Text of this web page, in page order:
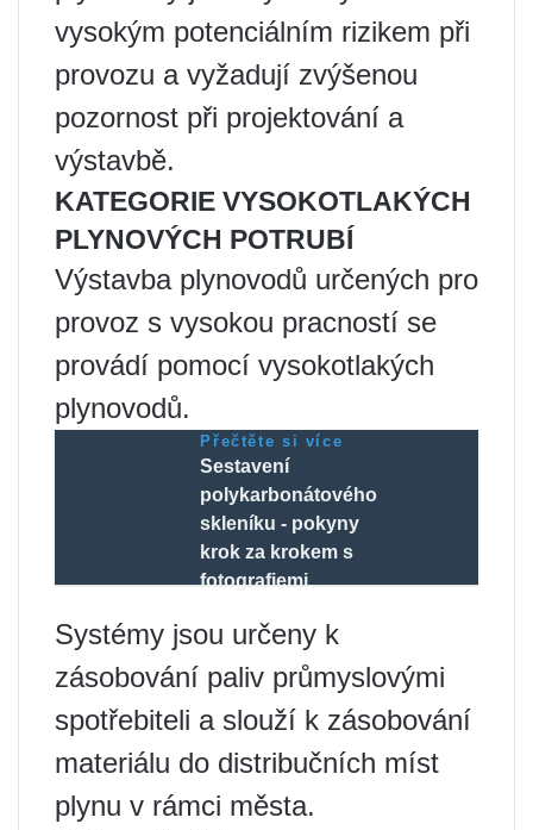
vysokým potenciálním rizikem při
provozu a vyžadují zvýšenou
pozornost při projektování a
výstavbě.
KATEGORIE VYSOKOTLAKÝCH
PLYNOVÝCH POTRUBÍ
Výstavba plynovodů určených pro
provoz s vysokou pracností se
provádí pomocí vysokotlakých
plynovodů.
Přečtěte si více
Sestavení
polykarbonátového
skleníku - pokyny
krok za krokem s
fotografiemi.
Systémy jsou určeny k
zásobování paliv průmyslovými
spotřebiteli a slouží k zásobování
materiálu do distribučních míst
plynu v rámci města.